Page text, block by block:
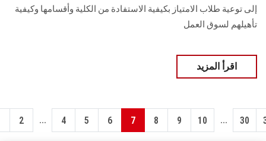
إلى توعية طلاب الامتياز بكيفية الاستفادة من الكلية وأقسامها وكيفية
تأهيلهم لسوق العمل
اقرأ المزيد
2 ... 4 5 6 7 8 9 10 ... 30